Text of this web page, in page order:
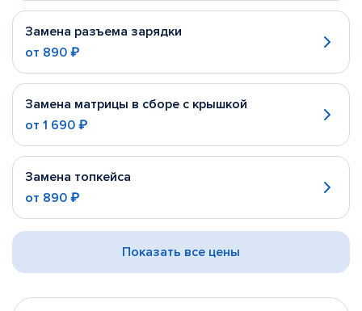
Замена разъема зарядки
от 890 ₽
Замена матрицы в сборе с крышкой
от 1 690 ₽
Замена топкейса
от 890 ₽
Показать все цены